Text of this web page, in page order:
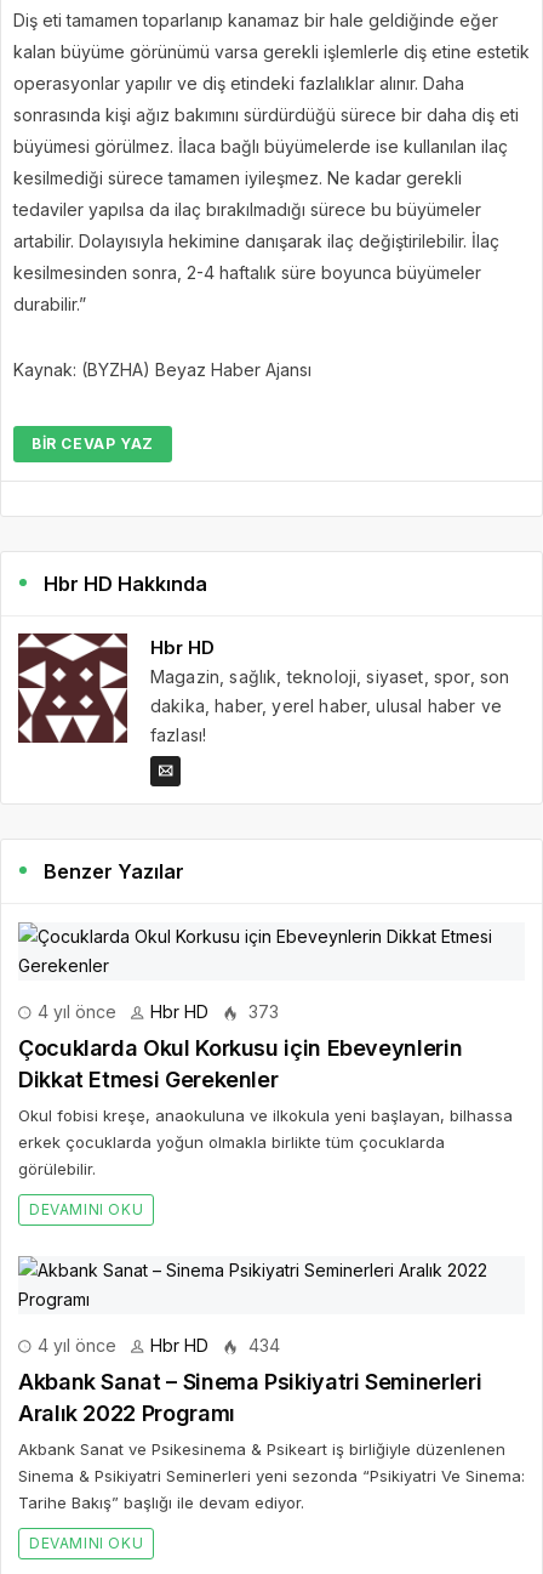
Diş eti tamamen toparlanıp kanamaz bir hale geldiğinde eğer
kalan büyüme görünümü varsa gerekli işlemlerle diş etine estetik
operasyonlar yapılır ve diş etindeki fazlalıklar alınır. Daha
sonrasında kişi ağız bakımını sürdürdüğü sürece bir daha diş eti
büyümesi görülmez. İlaca bağlı büyümelerde ise kullanılan ilaç
kesilmediği sürece tamamen iyileşmez. Ne kadar gerekli
tedaviler yapılsa da ilaç bırakılmadığı sürece bu büyümeler
artabilir. Dolayısıyla hekimine danışarak ilaç değiştirilebilir. İlaç
kesilmesinden sonra, 2-4 haftalık süre boyunca büyümeler
durabilir.”
Kaynak: (BYZHA) Beyaz Haber Ajansı
BIR CEVAP YAZ
Hbr HD Hakkında
Hbr HD
Magazin, sağlık, teknoloji, siyaset, spor, son
dakika, haber, yerel haber, ulusal haber ve
fazlası!
Benzer Yazılar
4 yıl önce Hbr HD 373
Çocuklarda Okul Korkusu için Ebeveynlerin
Dikkat Etmesi Gerekenler
Okul fobisi kreşe, anaokuluna ve ilkokula yeni başlayan, bilhassa
erkek çocuklarda yoğun olmakla birlikte tüm çocuklarda
görülebilir.
DEVAMINI OKU
4 yıl önce Hbr HD 434
Akbank Sanat – Sinema Psikiyatri Seminerleri
Aralık 2022 Programı
Akbank Sanat ve Psikesinema & Psikeart iş birliğiyle düzenlenen
Sinema & Psikiyatri Seminerleri yeni sezonda “Psikiyatri Ve Sinema:
Tarihe Bakış” başlığı ile devam ediyor.
DEVAMINI OKU